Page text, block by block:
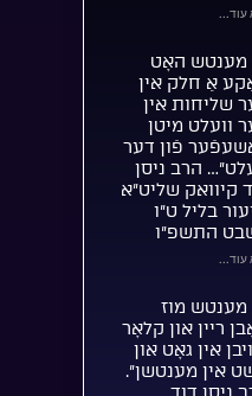
עוד...
מענטש האָט
אַ חלק אין
שליחות אין
וועלט מיטן
פֿון דער
הרב ניסן
קיוואק שליט”א
בליל ט”ו
התשפ”ו
עוד...
מענטש מוז
ריין און קלאָר
אין גאָט און
אין מענטשן”.